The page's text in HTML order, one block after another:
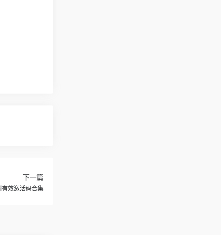
下一篇
有效激活码合集